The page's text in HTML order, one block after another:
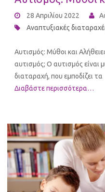
28 Απριλίου 2022
Αναπτυξιακές
Αυτισμός: Μύθοι και
αυτισμός; Ο αυτισμός είναι
διαταραχή, που εμποδίζει τα
Διαβάστε περισσότερα…